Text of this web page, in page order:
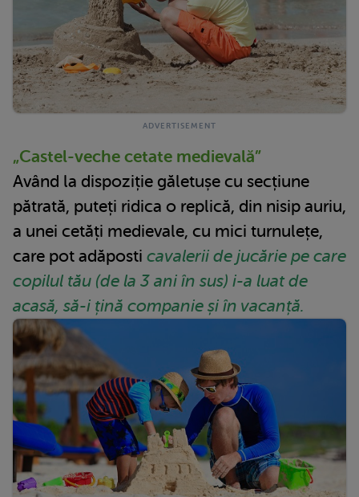
„Castel-veche cetate medievală”
Având la dispoziție găletușe cu secțiune
pătrată, puteți ridica o replică, din nisip auriu,
a unei cetăți medievale, cu mici turnulețe,
care pot adăposti cavalerii de jucărie pe care
copilul tău (de la 3 ani în sus) i-a luat de
acasă, să-i țină companie și în vacanță.